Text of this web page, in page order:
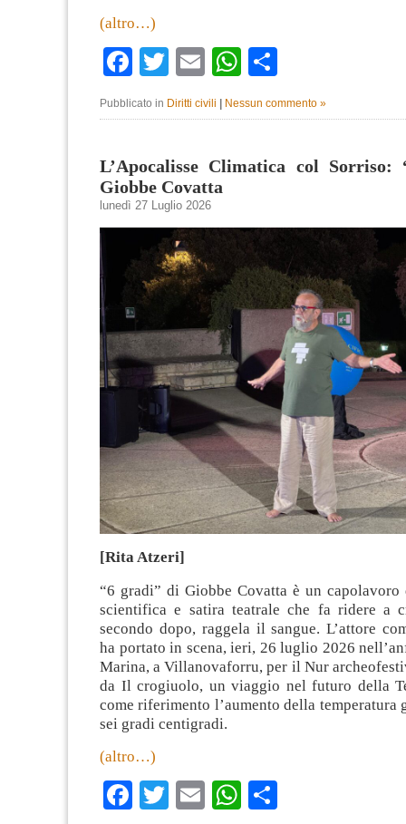
(altro…)
Facebook
TwitterEmailWhatsApp
Pubblicato in Diritti civili Nessun commento »
L’Apocalisse Climatica col
Giobbe Covatta
lunedì 27 Luglio 2026
[Rita Atzeri]
“6 gradi” di Giobbe Covatta è un
scientifica e satira teatrale che fa ridere a
secondo dopo, raggela il sangue. L’attore
ha portato in scena, ieri, 26 luglio 2026
Marina, a Villanovaforru, per il Nur
da Il crogiuolo, un viaggio nel futuro della
come riferimento l’aumento della temperatura
sei gradi centigradi.
(altro…)
Facebook
TwitterEmailWhatsApp